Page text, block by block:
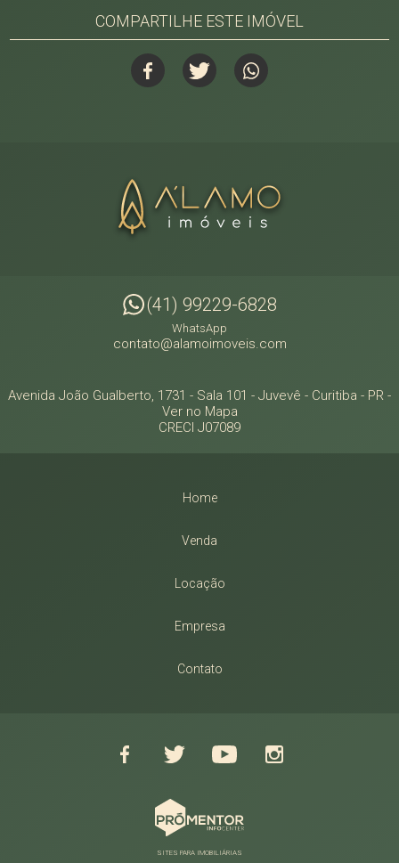
COMPARTILHE ESTE IMÓVEL
(41) 99229-6828
WhatsApp
contato@alamoimoveis.com
Avenida João Gualberto, 1731 - Sala 101 - Juvevê - Curitiba - PR -
Ver no Mapa
CRECI J07089
Home
Venda
Locação
Empresa
Contato
SITES PARA IMOBILIÁRIAS